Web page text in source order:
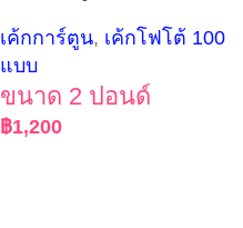
เค้กการ์ตูน, เค้กโฟโต้ 100
แบบ
ขนาด 2 ปอนด์
฿1,200